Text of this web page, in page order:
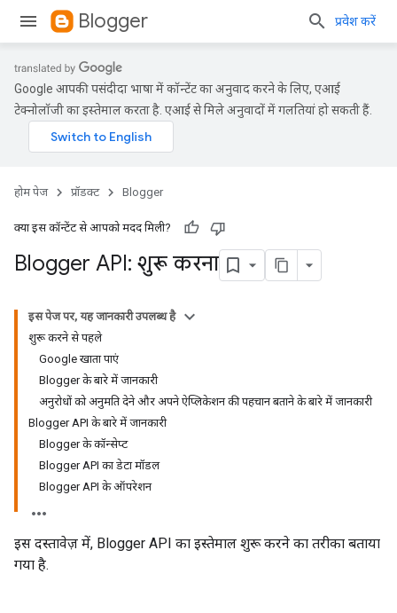
Blogger प्रवेश करें
Google आपकी पसंदीदा भाषा में कॉन्टेंट का अनुवाद करने के लिए, एआई
टेक्नोलॉजी का इस्तेमाल करता है. एआई से मिले अनुवादों में गलतियां हो सकती हैं.
होम पेज प्रॉडक्ट Blogger
क्या इस कॉन्टेंट से आपको मदद मिली?
Blogger API: शुरू करना
इस पेज पर, यह जानकारी उपलब्ध है
शुरू करने से पहले
Google खाता पाएं
Blogger के बारे में जानकारी
अनुरोधों को अनुमति देने और अपने ऐप्लिकेशन की पहचान बताने के बारे में जानकारी
Blogger API के बारे में जानकारी
Blogger के कॉन्सेप्ट
Blogger API का डेटा मॉडल
Blogger API के ऑपरेशन
इस दस्तावेज़ में, Blogger API का इस्तेमाल शुरू करने का तरीका बताया
गया है.